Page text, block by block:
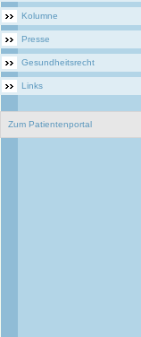
Kolumne
Presse
Gesundheitsrecht
Links
Zum Patientenportal